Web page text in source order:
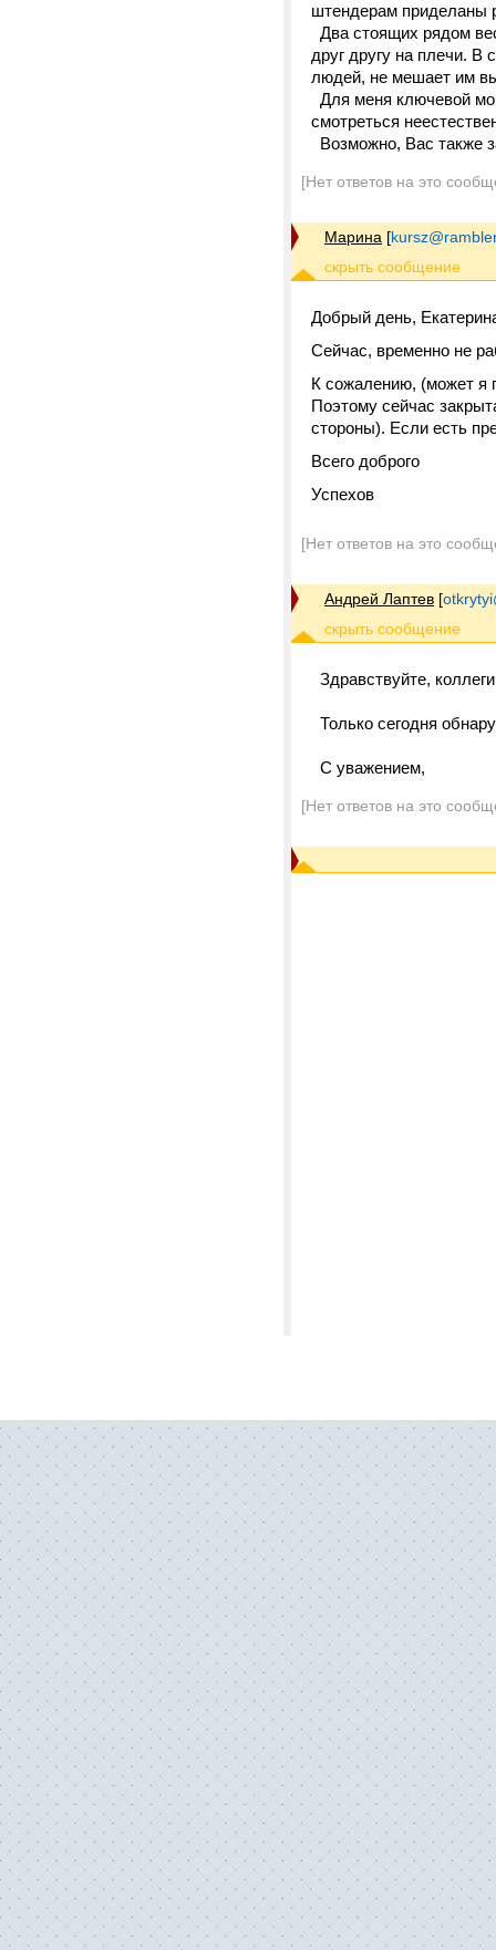
штендерам приделаны
Два стоящих рядом
друг другу на плечи.
людей, не мешает им
Для меня ключевой
смотреться
Возможно, Вас также
[Нет ответов на это
Марина [
Добрый день,
Сейчас, временно не
К сожалению, (может я
Поэтому сейчас
стороны). Если есть
Всего доброго
Успехов
[Нет ответов на это
Андрей Лаптев [
Здравствуйте,
Только сегодня
С уважением,
[Нет ответов на это